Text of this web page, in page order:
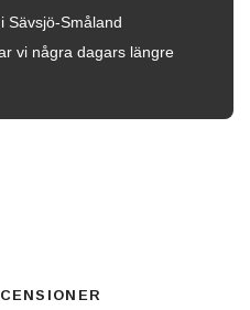
Sävsjö-Småland
vi några dagars längre